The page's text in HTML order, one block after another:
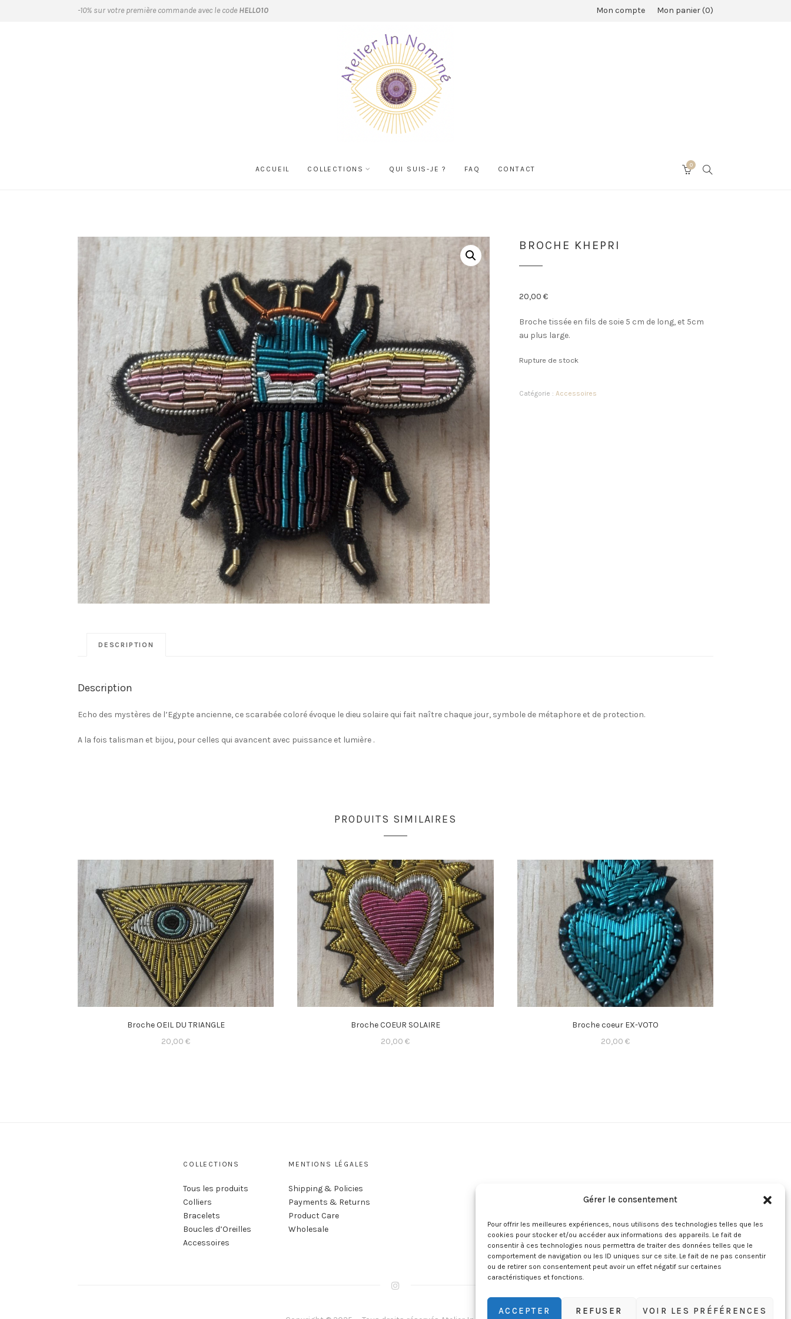
Gérer le consentement
Pour offrir les meilleures expériences, nous utilisons des technologies telles que les
cookies pour stocker et/ou accéder aux informations des appareils. Le fait de
consentir à ces technologies nous permettra de traiter des données telles que le
comportement de navigation ou les ID uniques sur ce site. Le fait de ne pas consentir
ou de retirer son consentement peut avoir un effet négatif sur certaines
caractéristiques et fonctions.
ACCEPTER REFUSER VOIR LES PRÉFÉRENCES
-10% sur votre première commande avec le code HELLO10 Mon compte Mon panier 0
ACCUEIL COLLECTIONS QUI SUIS-JE ? FAQ CONTACT
SEARCH
0
BROCHE KHEPRI
20,00 €
Broche tissée en fils de soie 5 cm de long, et 5cm
au plus large.
Rupture de stock
Catégorie : Accessoires
DESCRIPTION
Description
Echo des mystères de l’Egypte ancienne, ce scarabée coloré évoque le dieu solaire qui fait naître chaque jour, symbole de métaphore et de protection.
A la fois talisman et bijou, pour celles qui avancent avec puissance et lumière .
PRODUITS SIMILAIRES
Broche OEIL DU TRIANGLE
20,00€
Broche COEUR SOLAIRE
20,00€
Broche coeur EX-VOTO
20,00 €
COLLECTIONS
Tous les produits
Colliers
Bracelets
Boucles d’Oreilles
Accessoires
MENTIONS LÉGALES
Shipping & Policies
Payments & Returns
Product Care
Wholesale